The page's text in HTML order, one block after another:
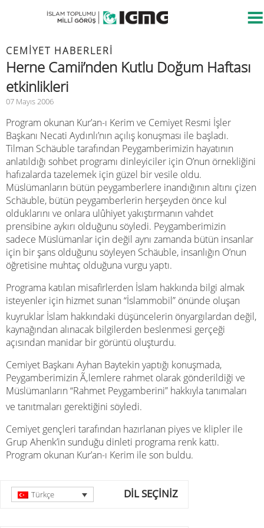
CEMIYET HABERLERI
Herne Camii’nden Kutlu Doğum Haftası
etkinlikleri
07 Mayıs 2006
Program okunan Kur’an-ı Kerim ve Cemiyet Resmi İşler
Başkanı Necati Aydınlı’nın açılış konuşması ile başladı.
Tilman Schäuble tarafından Peygamberimizin hayatının
anlatıldığı sohbet programı dinleyiciler için O’nun örnekliğini
hafızalarda tazelemek için güzel bir vesile oldu.
Müslümanların bütün peygamberlere inandığının altını çizen
Schäuble, bütün peygamberlerin herşeyden önce kul
olduklarını ve onlara ulûhiyet yakıştırmanın vahdet
prensibine aykırı olduğunu söyledi. Peygamberimizin
sadece Müslümanlar için değil aynı zamanda bütün insanlar
için bir şans olduğunu söyleyen Schäuble, insanlığın O’nun
öğretisine muhtaç olduğuna vurgu yaptı.
Programa katılan misafirlerden İslam hakkında bilgi almak
isteyenler için hizmet sunan “İslammobil” önünde oluşan
kuyruklar İslam hakkındaki düşüncelerin önyargılardan değil,
kaynağından alınacak bilgilerden beslenmesi gerçeği
açısından manidar bir görüntü oluşturdu.
Cemiyet Başkanı Ayhan Baytekin yaptığı konuşmada,
Peygamberimizin Ã‚lemlere rahmet olarak gönderildiği ve
Müslümanların “Rahmet Peygamberini” hakkıyla tanımaları
ve tanıtmaları gerektiğini söyledi.
Cemiyet gençleri tarafından hazırlanan piyes ve klipler ile
Grup Ahenk’in sunduğu dinleti programa renk kattı.
Program okunan Kur’an-ı Kerim ile son buldu.
DİL SEÇİNİZ
Türkçe